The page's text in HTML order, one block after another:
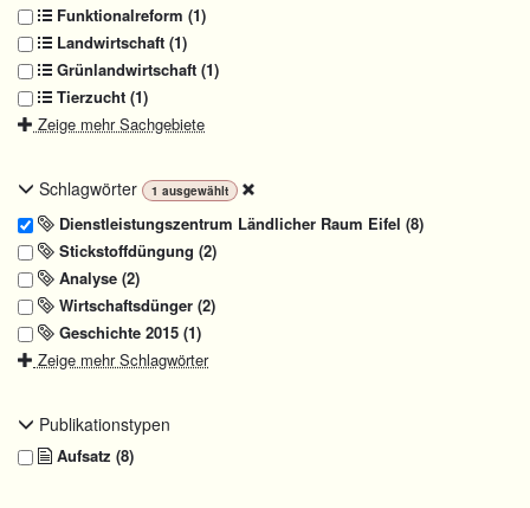
Funktionalreform (1)
Landwirtschaft (1)
Grünlandwirtschaft (1)
Tierzucht (1)
Zeige mehr Sachgebiete
Schlagwörter 1 ausgewählt
Dienstleistungszentrum Ländlicher Raum Eifel (8)
Stickstoffdüngung (2)
Analyse (2)
Wirtschaftsdünger (2)
Geschichte 2015 (1)
Zeige mehr Schlagwörter
Publikationstypen
Aufsatz (8)